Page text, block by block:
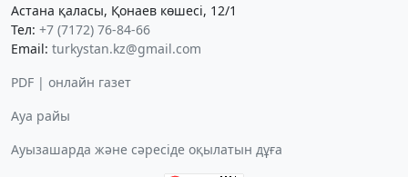
Астана қаласы, Қонаев көшесі, 12/1
Тел: +7 (7172) 76-84-66
Email: turkystan.kz@gmail.com
PDF | онлайн газет
Ауа райы
Ауызашарда және сәресіде оқылатын дұға